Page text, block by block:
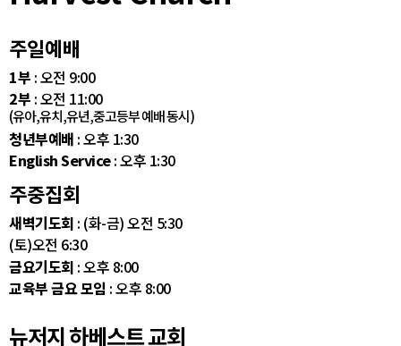
주일예배
1부 : 오전 9:00
2부 : 오전 11:00
(유아,유치,유년,중고등부 예배 동시)
청년부예배 : 오후 1:30
English Service: 오후 1:30
주중집회
새벽기도회 : (화-금) 오전 5:30
(토)오전 6:30
금요기도회 : 오후 8:00
교육부 금요 모임 : 오후 8:00
뉴저지 하베스트 교회